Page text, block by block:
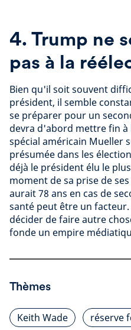
4. Trump ne
pas à la
Bien qu'il soit souvent
président, il semble
se préparer pour un
devra d'abord mettre fin
spécial américain Mueller
présumée dans les
déjà le président élu le
moment de sa prise de
aurait 78 ans en cas de
santé peut être un
décider de faire autre
fonde un empire
Thèmes
Keith Wade
réserve